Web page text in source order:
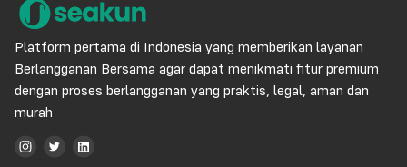
Platform pertama di Indonesia yang memberikan layanan
Berlangganan Bersama agar dapat menikmati fitur premium
dengan proses berlangganan yang praktis, legal, aman dan
murah